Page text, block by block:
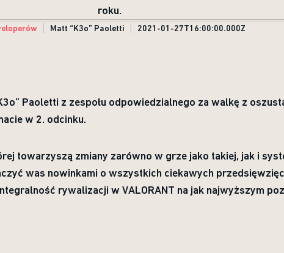
roku.
Matt “K3o” Paoletti 2021-01-27T16:00:00.000Z
Paoletti z zespołu odpowiedzialnego za walkę z
w 2. odcinku.
towarzyszą zmiany zarówno w grze jako takiej, jak i
was nowinkami o wszystkich ciekawych
rywalizacji w VALORANT na jak najwyższym